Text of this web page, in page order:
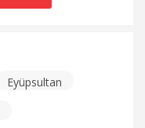
Eyüpsultan